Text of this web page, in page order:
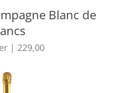
Blanc de
| 229,00